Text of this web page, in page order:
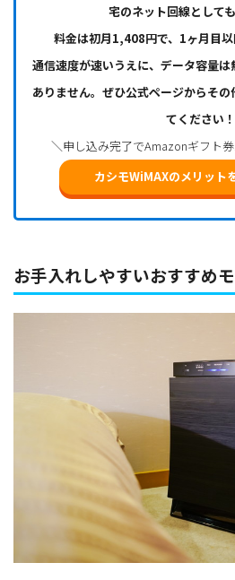
宅のネット回線として
料金は初月1,408円で、1ヶ月目
通信速度が速いうえに、データ容量
ありません。ぜひ公式ページからそ
てください！
＼申し込み完了でAmazonギフト
カシモWiMAXのメリット
お手入れしやすいおすすめ